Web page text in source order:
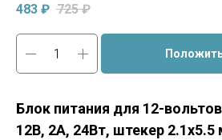
483 ₽ 725 ₽
Блок питания для 12-
12В, 2А, 24Вт, штекер 2.1x5.5